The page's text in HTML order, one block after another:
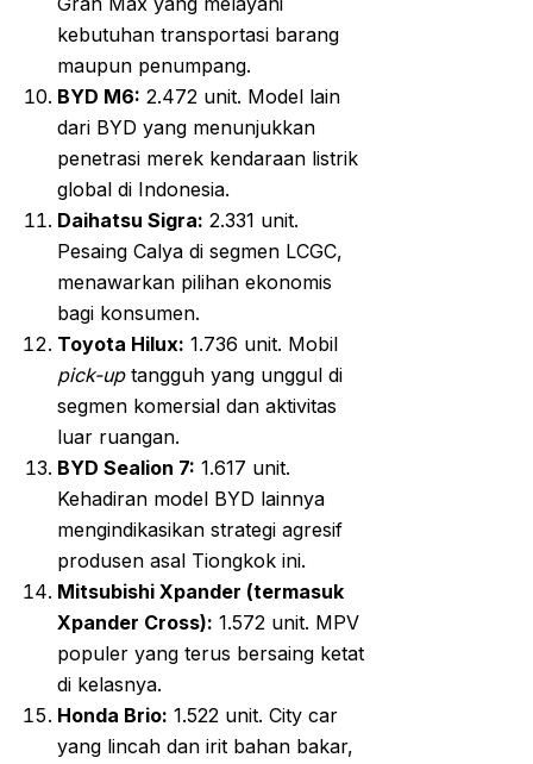
kebutuhan transportasi barang
maupun penumpang.
BYD M6: 2.472 unit. Model lain
dari BYD yang menunjukkan
penetrasi merek kendaraan listrik
global di Indonesia.
Daihatsu Sigra: 2.331 unit.
Pesaing Calya di segmen LCGC,
menawarkan pilihan ekonomis
bagi konsumen.
Toyota Hilux: 1.736 unit. Mobil
pick-uptangguh yang unggul di
segmen komersial dan aktivitas
luar ruangan.
BYD Sealion 7: 1.617 unit.
Kehadiran model BYD lainnya
mengindikasikan strategi agresif
produsen asal Tiongkok ini.
Mitsubishi Xpander (termasuk
Xpander Cross): 1.572 unit. MPV
populer yang terus bersaing ketat
di kelasnya.
Honda Brio: 1.522 unit. City car
yang lincah dan irit bahan bakar,